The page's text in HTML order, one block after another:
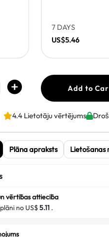
7 DAYS
US$5.46
Add to
4.4 Lietotāju vērtējums
Plāna apraksts Lietošanas
vērtības attiecība
no US$5.11 .